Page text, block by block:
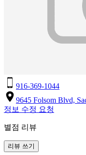
916-369-1044
9645 Folsom Blvd,
정보 수정 요청
별점 리뷰
리뷰 쓰기